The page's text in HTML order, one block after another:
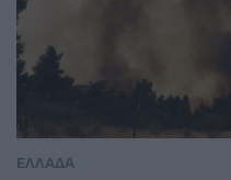
ΕΛΛΑΔΑ